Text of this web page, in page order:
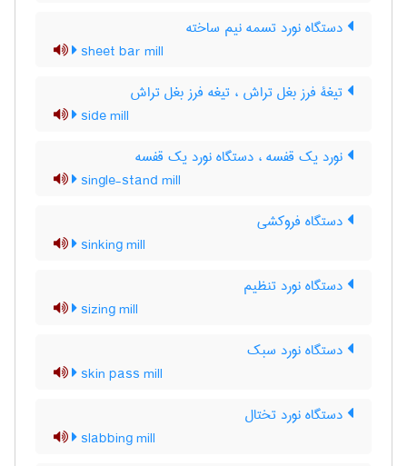
دستگاه نورد تسمه نیم ساخته
sheet bar mill
تیغۀ فرز بغل تراش ، تیغه فرز بغل تراش
side mill
نورد یک قفسه ، دستگاه نورد یک قفسه
single-stand mill
دستگاه فروکشی
sinking mill
دستگاه نورد تنظیم
sizing mill
دستگاه نورد سبک
skin pass mill
دستگاه نورد تختال
slabbing mill